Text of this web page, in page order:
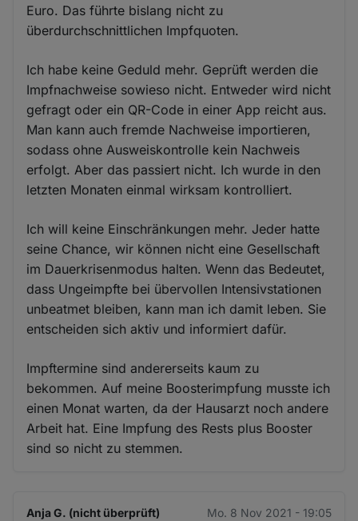
Euro. Das führte bislang nicht zu
überdurchschnittlichen Impfquoten.
Ich habe keine Geduld mehr. Geprüft werden die
Impfnachweise sowieso nicht. Entweder wird nicht
gefragt oder ein QR-Code in einer App reicht aus.
Man kann auch fremde Nachweise importieren,
sodass ohne Ausweiskontrolle kein Nachweis
erfolgt. Aber das passiert nicht. Ich wurde in den
letzten Monaten einmal wirksam kontrolliert.
Ich will keine Einschränkungen mehr. Jeder hatte
seine Chance, wir können nicht eine Gesellschaft
im Dauerkrisenmodus halten. Wenn das Bedeutet,
dass Ungeimpfte bei übervollen Intensivstationen
unbeatmet bleiben, kann man ich damit leben. Sie
entscheiden sich aktiv und informiert dafür.
Impftermine sind andererseits kaum zu
bekommen. Auf meine Boosterimpfung musste ich
einen Monat warten, da der Hausarzt noch andere
Arbeit hat. Eine Impfung des Rests plus Booster
sind so nicht zu stemmen.
Anja G. (nicht überprüft) Mo. 8 Nov 2021 - 19:05